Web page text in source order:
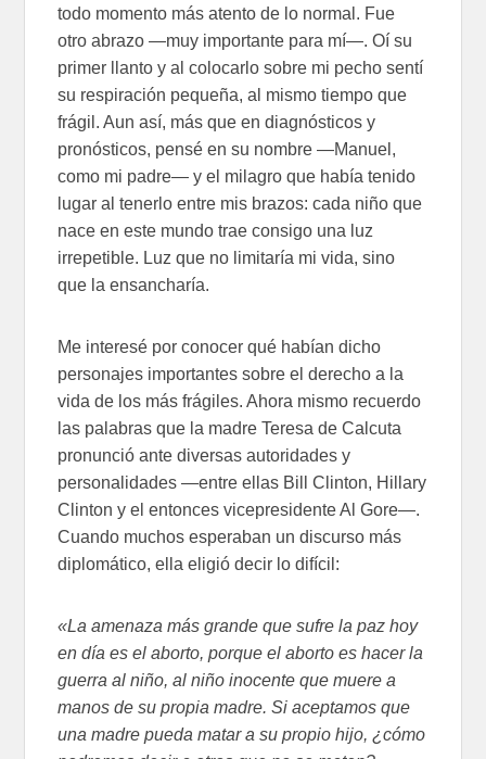
todo momento más atento de lo normal. Fue
otro abrazo —muy importante para mí—. Oí su
primer llanto y al colocarlo sobre mi pecho sentí
su respiración pequeña, al mismo tiempo que
frágil. Aun así, más que en diagnósticos y
pronósticos, pensé en su nombre —Manuel,
como mi padre— y el milagro que había tenido
lugar al tenerlo entre mis brazos: cada niño que
nace en este mundo trae consigo una luz
irrepetible. Luz que no limitaría mi vida, sino
que la ensancharía.
Me interesé por conocer qué habían dicho
personajes importantes sobre el derecho a la
vida de los más frágiles. Ahora mismo recuerdo
las palabras que la madre Teresa de Calcuta
pronunció ante diversas autoridades y
personalidades —entre ellas Bill Clinton, Hillary
Clinton y el entonces vicepresidente Al Gore—.
Cuando muchos esperaban un discurso más
diplomático, ella eligió decir lo difícil:
«La amenaza más grande que sufre la paz hoy
en día es el aborto, porque el aborto es hacer la
guerra al niño, al niño inocente que muere a
manos de su propia madre. Si aceptamos que
una madre pueda matar a su propio hijo, ¿cómo